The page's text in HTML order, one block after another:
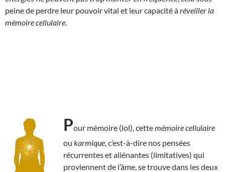
peine de perdre leur pouvoir vital et leur capacité àréveiller la
mémoire cellulaire
Pour mémoire (lol), cettemémoire cellulaire
ou karmique , c’est-à-dire nos pensées
récurrentes et aliénantes (limitatives) qui
proviennent de l’âme, se trouve dans les deux